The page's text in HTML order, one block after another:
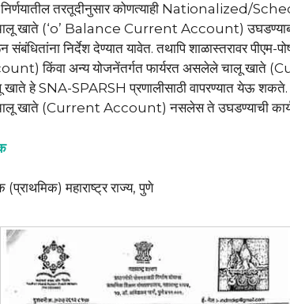
निर्णयातील तरतूदीनुसार कोणत्याही Nationalized/
खाते (‘o’ Balance Current Account)
निर्देश देण्यात यावेत. तथापि शाळास्तरावर
किंवा अन्य योजनेंतर्गत फार्यरत असलेले चालू खाते
हे SNA-SPARSH प्रणालीसाठी वापरण्यात येऊ शकते.
खाते (Current Account) नसलेस ते उघडण्याची
महाराष्ट्र राज्य, पुणे